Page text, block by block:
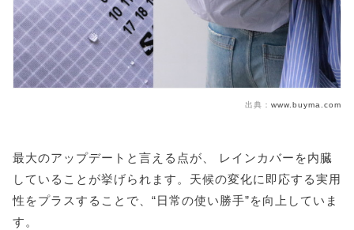
出典： www.buyma.com
最大のアップデートと言える点が、 レインカバーを内臓
していることが挙げられます。天候の変化に即応する実用
性をプラスすることで、“日常の使い勝手”を向上していま
す。